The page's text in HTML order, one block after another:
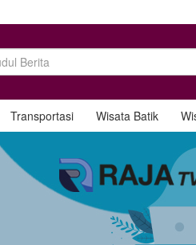
Transportasi Wisata Batik